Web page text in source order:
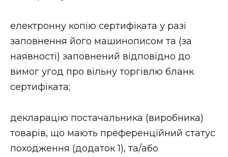
електронну копію сертифіката у разі
заповнення його машинописом та (за
наявності) заповнений відповідно до
вимог угод про вільну торгівлю бланк
сертифіката;
декларацію постачальника (виробника)
товарів, що мають преференційний статус
походження (додаток 1), та/або